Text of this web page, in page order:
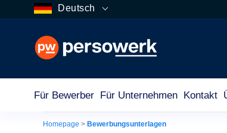
Deutsch
Für Bewerber Für Unternehmen Kontakt
Homepage > Bewerbungsunterlagen